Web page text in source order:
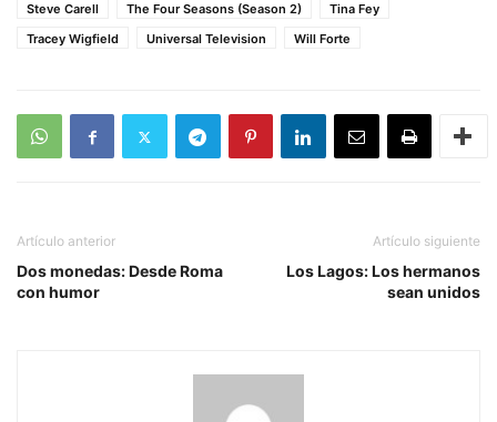
Steve Carell
The Four Seasons (Season 2)
Tina Fey
Tracey Wigfield
Universal Television Will Forte
Artículo anterior
Dos monedas: Desde Roma
con humor
Artículo siguiente
Los Lagos: Los hermanos
sean unidos